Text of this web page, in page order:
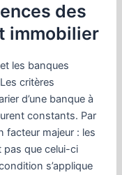
des
immobilier
les banques
critères
d’une banque à
constants. Par
facteur majeur : les
pas que celui-ci
s’applique